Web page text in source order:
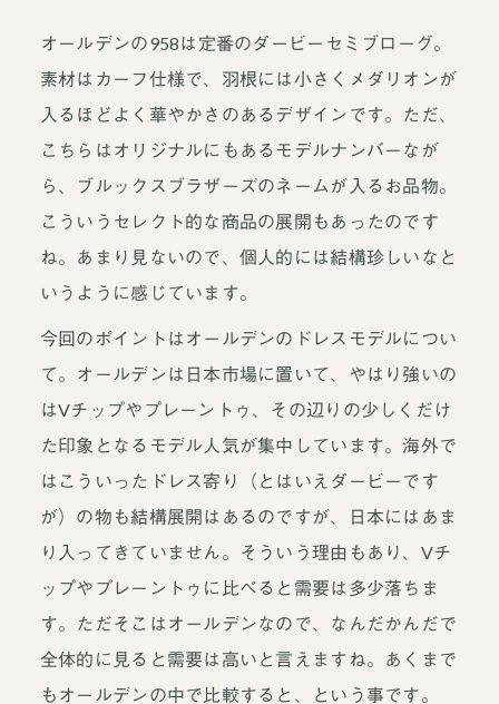
オールデンの958は定番のダービーセミブローグ。
素材はカーフ仕様で、羽根には小さくメダリオンが
入るほどよく華やかさのあるデザインです。ただ、
こちらはオリジナルにもあるモデルナンバーなが
ら、ブルックスブラザーズのネームが入るお品物。
こういうセレクト的な商品の展開もあったのです
ね。あまり見ないので、個人的には結構珍しいなと
いうように感じています。
今回のポイントはオールデンのドレスモデルについ
て。オールデンは日本市場に置いて、やはり強いの
はVチップやプレーントゥ、その辺りの少しくだけ
た印象となるモデル人気が集中しています。海外で
はこういったドレス寄り（とはいえダービーです
が）の物も結構展開はあるのですが、日本にはあま
り入ってきていません。そういう理由もあり、Vチ
ップやプレーントゥに比べると需要は多少落ちま
す。ただそこはオールデンなので、なんだかんだで
全体的に見ると需要は高いと言えますね。あくまで
もオールデンの中で比較すると、という事です。